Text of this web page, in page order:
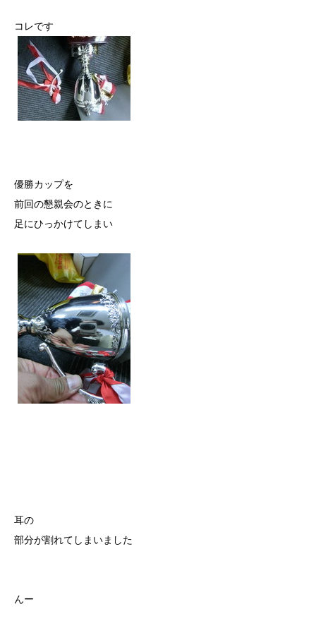
コレです
優勝カップを
前回の懇親会のときに
足にひっかけてしまい
耳の
部分が割れてしまいました
んー